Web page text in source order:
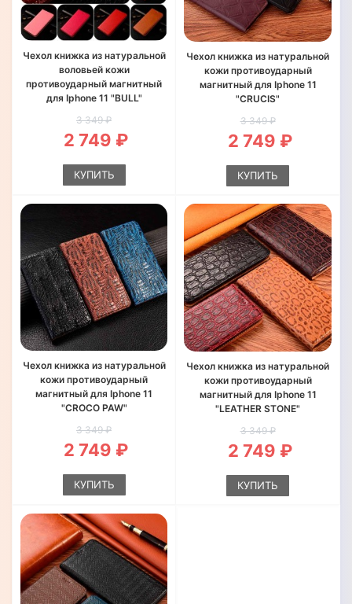
Чехол книжка из натуральной
воловьей кожи
противоударный магнитный
для Iphone 11 "BULL"
3 349 ₽
2 749 ₽
КУПИТЬ
Чехол книжка из натуральной
кожи противоударный
магнитный для Iphone 11
"CRUCIS"
3 349 ₽
2 749 ₽
КУПИТЬ
Чехол книжка из натуральной
кожи противоударный
магнитный для Iphone 11
"CROCO PAW"
3 349 ₽
2 749 ₽
КУПИТЬ
Чехол книжка из натуральной
кожи противоударный
магнитный для Iphone 11
"LEATHER STONE"
3 349 ₽
2 749 ₽
КУПИТЬ